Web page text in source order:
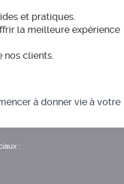
et pratiques.
la meilleure expérience
nos clients.
à donner vie à votre
: